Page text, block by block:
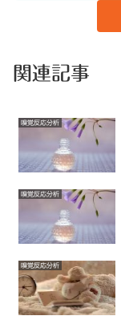
関連記事
嗅覚反応分析
嗅覚反応分析
嗅覚反応分析